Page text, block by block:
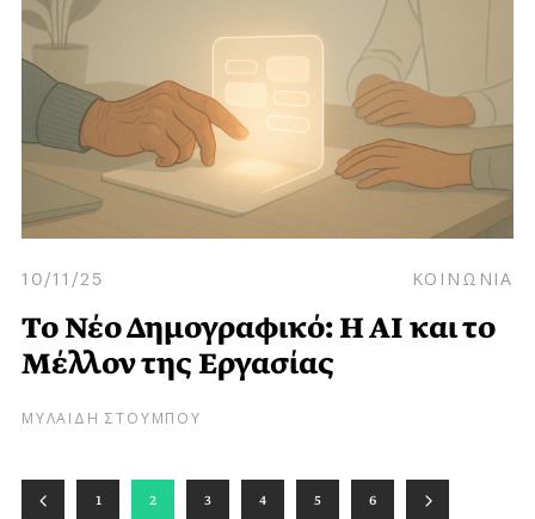
10/11/25 ΚΟΙΝΩΝΙΑ
Το Νέο Δημογραφικό: Η ΑΙ και το
Μέλλον της Εργασίας
ΜΥΛΑΙΔΗ ΣΤΟΥΜΠΟΥ
1 2 3 4 5 6